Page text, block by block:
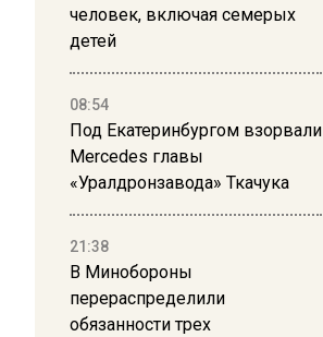
человек, включая семерых
детей
08:54
Под Екатеринбургом взорвали
Mercedes главы
«Уралдронзавода» Ткачука
21:38
В Минобороны
перераспределили
обязанности трех